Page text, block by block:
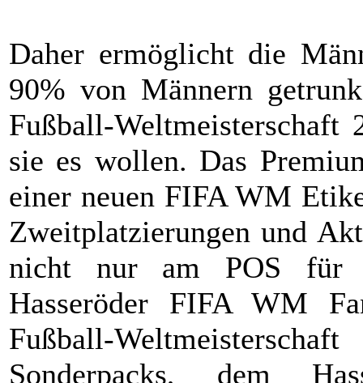
Daher ermöglicht die
90% von Männern
Fußball-
sie es wollen. Das
einer neuen FIFA WM
Zweitplatzierungen und
nicht nur am POS für
Hasseröder FIFA WM
Fußball-
Sonderpacks, dem